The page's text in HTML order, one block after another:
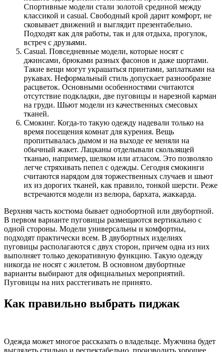
Спортивные модели стали золотой срединой между
классикой и casual. Свободный крой дарит комфорт, не
сковывает движений и выглядит презентабельно.
Подходят как для работы, так и для отдыха, прогулок,
встреч с друзьями.
Casual. Повседневные модели, которые носят с
джинсами, брюками разных фасонов и даже шортами.
Такие вещи могут украшаться принтами, заплатками на
рукавах. Неформальный стиль допускает разнообразие
расцветок. Основными особенностями считаются
отсутствие подкладки, две пуговицы и нарезной карман
на груди. Шьют модели из качественных смесовых
тканей.
Смокинг. Когда-то такую одежду надевали только на
время посещения комнат для курения. Вещь
пропитывалась дымом и на выходе ее меняли на
обычный жакет. Лацканы отделывали скользящей
тканью, например, шелком или атласом. Это позволяло
легче стряхивать пепел с одежды. Сегодня смокинги
считаются нарядом для торжественных случаев и шьют
их из дорогих тканей, как правило, тонкой шерсти. Реже
встречаются модели из велюра, бархата, жаккарда.
Верхняя часть костюма бывает однобортной или двубортной.
В первом варианте пуговицы размещаются вертикально с
одной стороны. Модели универсальны и комфортны,
подходят практически всем. В двубортных изделиях
пуговицы располагаются с двух сторон, причем одна из них
выполняет только декоративную функцию. Такую одежду
никогда не носят с жилетом. В основном двубортные
варианты выбирают для официальных мероприятий.
Пуговицы на них расстегивать не принято.
Как правильно выбрать пиджак
Одежда может многое рассказать о владельце. Мужчина будет